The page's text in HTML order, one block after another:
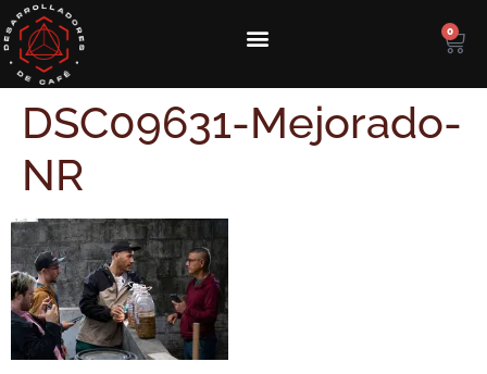
0
DSC09631-Mejorado-
NR